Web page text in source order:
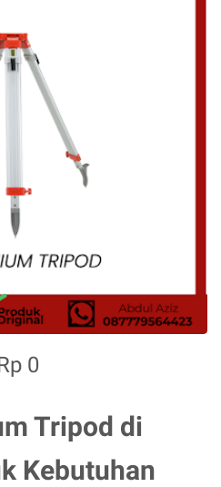
0
Tripod di
Kebutuhan